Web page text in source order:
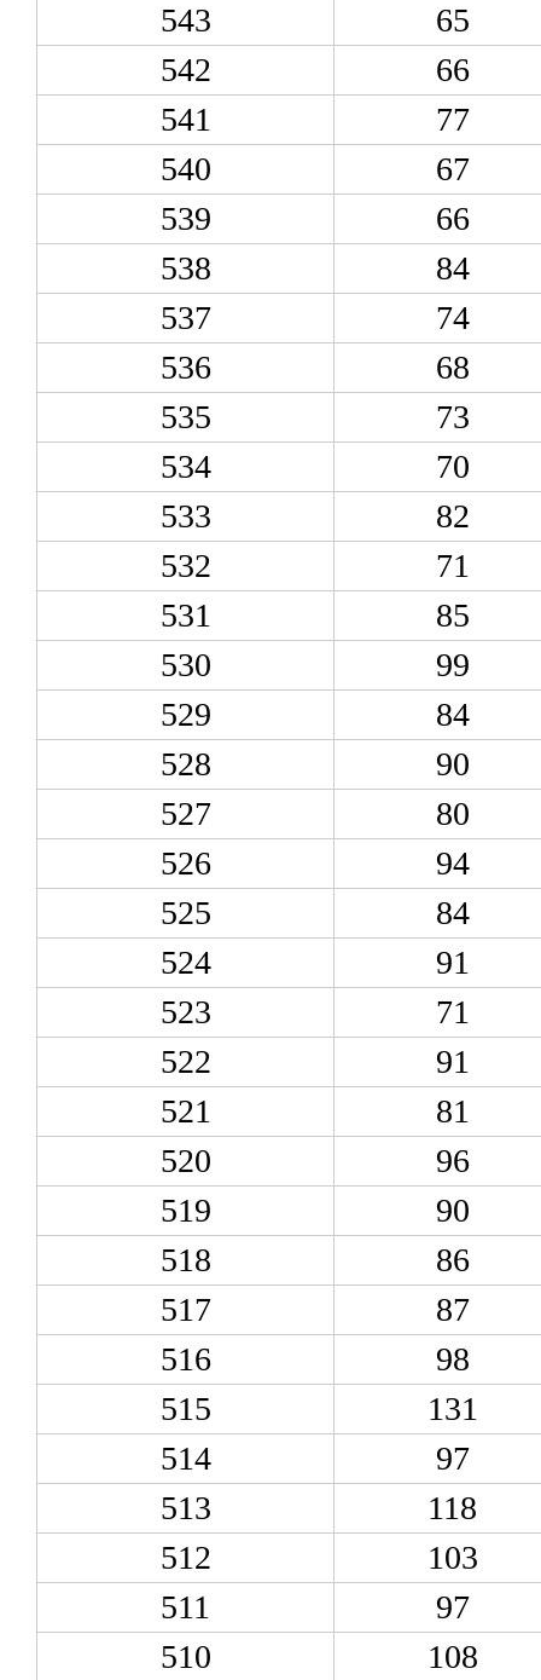
543
65
542
66
541
77
540
67
539
66
538
84
537
74
536
68
535
73
534
70
533
82
532
71
531
85
530
99
529
84
528
90
527
80
526
94
525
84
524
91
523
71
522
91
521
81
520
96
519
90
518
86
517
87
516
98
515
131
514
97
513
118
512
103
511
97
510
108